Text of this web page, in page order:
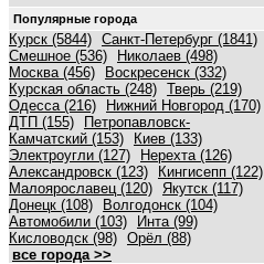
Популярные города
Курск (5844) Санкт-Петербург (1841)
Смешное (536)
Николаев (498)
Москва (456)
Воскресенск (332)
Курская область (248) Тверь (219)
Одесса (216)
Нижний Новгород (170)
ДТП (155)
Петропавловск-
Камчатский (153)
Киев (133)
Электроугли (127)
Нерехта (126)
Александровск (123)
Кингисепп (122)
Малоярославец (120) Якутск (117)
Донецк (108)
Волгодонск (104)
Автомобили (103)
Инта (99)
Кисловодск (98) Орёл (88)
все города >>